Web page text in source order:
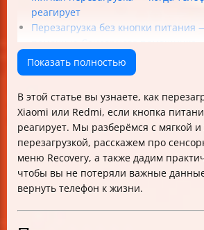
реагирует
Перезагрузка без кнопки питания
Жесткая принудительная
телефон завис намертво
Как подготовиться к сбросу и не
Что делать, если сенсорный экран
Как перезагрузить Xiaomi при
питания
Таблица способов перезагрузки
от ситуации
Заключение
Показать полностью
В этой статье вы узнаете, как
Xiaomi или Redmi, если кнопка
реагирует. Мы разберёмся с мягкой и
перезагрузкой, расскажем про
меню Recovery, а также дадим
чтобы вы не потеряли важные
вернуть телефон к жизни.